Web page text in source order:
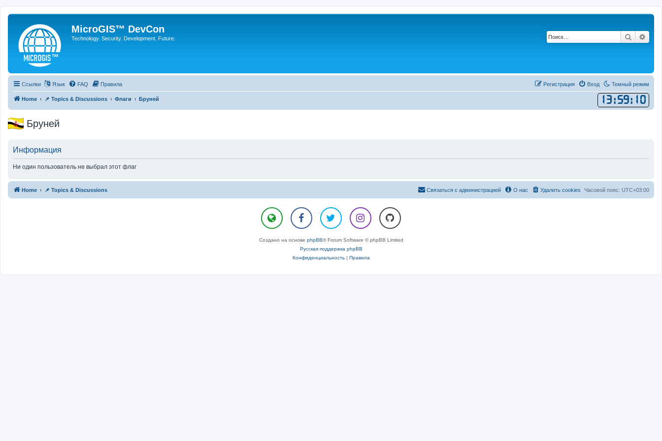
MicroGIS™ DevCon
Technology. Security. Development. Future. Поиск
Ссылки Темный режим
Язык FAQ Правила Вход
Регистрация
Home 📌 Topics & Discussions Флаги Бруней 13:59: 10
Бруней
Информация
Ни один пользователь не выбрал этот флаг
Home 📌 Topics & Discussions Часовой пояс: UTC+03:00
Удалить cookies
О нас
Связаться с администрацией
Создано на основе phpBB® Forum Software © phpBB Limited
Русская поддержка phpBB
Конфиденциальность| Правила